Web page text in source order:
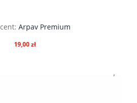
Arpav Premium
19,00 zł